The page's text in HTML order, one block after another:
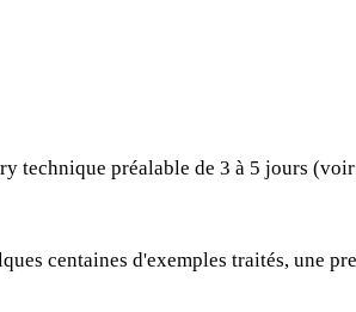
préalable de 3 à 5 jours
centaines d'exemples traités, une